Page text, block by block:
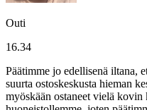
Outi
16.34
Päätimme jo edellisenä iltana,
suurta ostoskeskusta hieman
myöskään ostaneet vielä